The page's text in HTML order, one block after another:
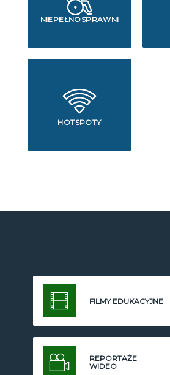
NIEPEŁNOSPRAWNI
HOTSPOTY
FILMY EDUKACYJNE
REPORTAŻE
WIDEO